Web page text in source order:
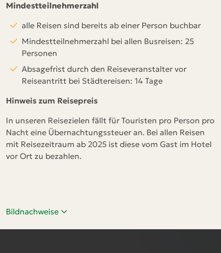
Mindestteilnehmerzahl
alle Reisen sind bereits ab einer Person buchbar
Mindestteilnehmerzahl bei allen Busreisen: 25
Personen
Absagefrist durch den Reiseveranstalter vor
Reiseantritt bei Städtereisen: 14 Tage
Hinweis zum Reisepreis
In unseren Reisezielen fällt für Touristen pro Person pro
Nacht eine Übernachtungssteuer an. Bei allen Reisen
mit Reisezeitraum ab 2025 ist diese vom Gast im Hotel
vor Ort zu bezahlen.
Bildnachweise